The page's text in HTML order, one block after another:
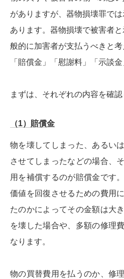
がありますが、器物損壊罪で
あります。器物損壊で被害者
般的に加害者が支払うべきと
「賠償金」「慰謝料」「示談金
まずは、それぞれの内容を確認
（1）賠償金
物を壊してしまった、あるい
させてしまったなどの場合、
用を補償するのが賠償金です
価値を回復させるための費用
たのかによってその金額は大
を壊した場合や、多額の修理
なります。
物の買替費用を払うのか、修